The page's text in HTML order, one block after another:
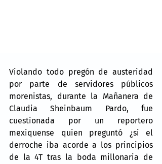
Violando todo pregón de austeridad
por parte de servidores públicos
morenistas, durante la Mañanera de
Claudia Sheinbaum Pardo, fue
cuestionada por un reportero
mexiquense quien preguntó ¿si el
derroche iba acorde a los principios
de la 4T tras la boda millonaria de